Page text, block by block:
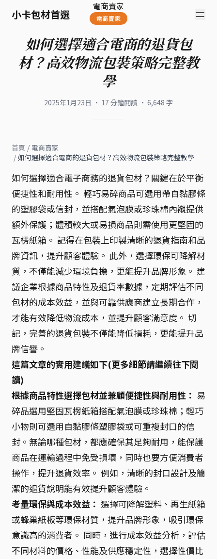
小卡包材首選
電商賣家
電商賣家
如何選擇適合電商的退貨包
材？高效物流包裝策略完整教
學
2025年1月23日 · 17 分鐘閱讀 · 6,648 字
首頁 / 電商賣家
/ 如何選擇適合電商的退貨包材？高效物流包裝策略完整教學
如何選擇適合電子商務的退貨包材？關鍵在於平衡
便捷性和耐用性。 輕巧易碎商品可選用帶自黏膠條
的塑膠袋或信封，並搭配氣泡膜或珍珠棉內襯提供
額外保護；體積較大或易損商品則需使用更堅固的
瓦楞紙箱。 記得在包裝上印製清晰的退貨指南和品
牌資訊，提升顧客體驗。 此外，選擇環保可降解材
質，不僅能減少環境負擔，更能提升品牌形象。 建
議企業根據商品特性及退貨率數據，定期評估不同
包材的成本效益，並與可靠供應商建立長期合作，
才能有效降低物流成本，並提升顧客滿意度。 切
記，完善的退貨包裝不僅能降低損耗，更能提升品
牌信譽。
這篇文章的實用建議如下(更多細節請繼續往下閱
讀)
根據商品特性選擇包材並兼顧便捷性與耐用性： 易
碎品選用堅固瓦楞紙箱搭配氣泡膜或珍珠棉；輕巧
小物則可選用自黏膠條塑膠袋或可重複封口的信
封。無論哪種包材，都應確保其足夠耐用，能保護
商品在運輸過程中免受損壞，同時也要方便消費者
操作，提升退貨效率。 例如，清晰的封口設計及簡
潔的退貨說明能有效提升顧客體驗。
考量環保與成本效益： 選擇可降解塑料、再生紙箱
或蜂巢紙板等環保材質，提升品牌形象，吸引環保
意識高的消費者。 同時，進行成本效益分析，評估
不同材料的價格、性能及供應穩定性，選擇性價比